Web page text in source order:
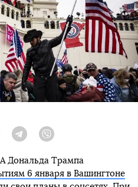
Twitter Telegram
Дональда Трампа
6 января в Вашингтоне